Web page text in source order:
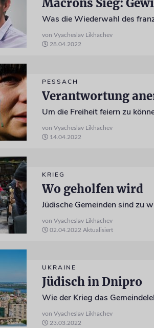
Macrons Sieg:
von Vyacheslav Likhachev
28.04.2022
PESSACH
Verantwortung
von Vyacheslav Likhachev
14.04.2022
KRIEG
Wo geholfen wird
von Vyacheslav Likhachev
02.04.2022 Aktualisiert
UKRAINE
Jüdisch in Dnipro
Wie der Krieg das
von Vyacheslav Likhachev
23.03.2022